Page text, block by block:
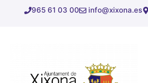
965 61 03 00 info@xixona.es